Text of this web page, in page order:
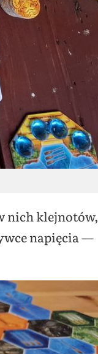
nich klejnotów,
napięcia —